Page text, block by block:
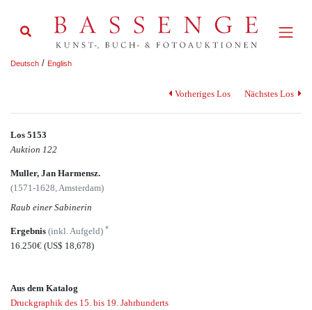
Deutsch / English
Vorheriges Los Nächstes Los
Los 5153
Auktion 122
Muller, Jan Harmensz.
(1571-1628, Amsterdam)
Raub einer Sabinerin
Ergebnis (inkl. Aufgeld) *
16.250€ (US$ 18,678)
Aus dem Katalog
Druckgraphik des 15. bis 19. Jahrhunderts